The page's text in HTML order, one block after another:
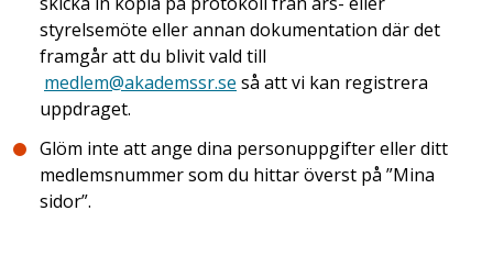
styrelsemöte eller annan dokumentation där det
framgår att du blivit vald till
medlem@akademssr.se så att vi kan registrera
uppdraget.
Glöm inte att ange dina personuppgifter eller ditt
medlemsnummer som du hittar överst på ”Mina
sidor”.